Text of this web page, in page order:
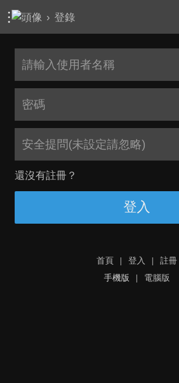
› 登錄
安全提問(未設定請忽略)
還沒有註冊？
登入
首頁 | 登入 |
註冊
手機版
| 電腦版